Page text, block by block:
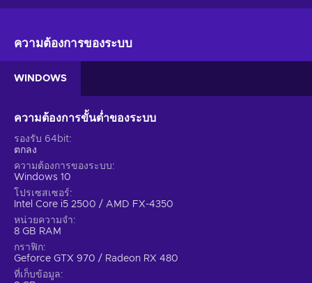
ความต้องการของระบบ
WINDOWS
ความต้องการขั้นต่ำของระบบ
รองรับ 64bit
ตกลง
ความต้องการของระบบ
Windows 10
โปรเซสเซอร์
Intel Core i5 2500 / AMD FX-4350
หน่วยความจำ
8 GB RAM
กราฟิก
Geforce GTX 970 / Radeon RX 480
ที่เก็บข้อมูล